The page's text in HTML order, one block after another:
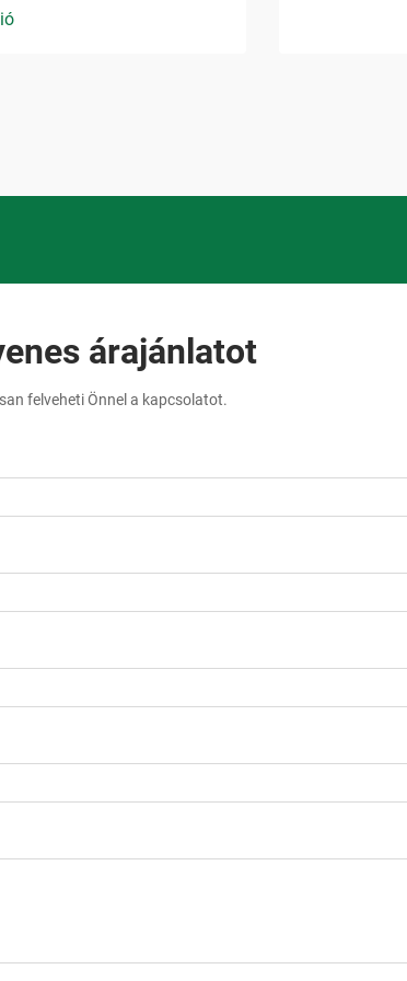
árajánlatot
felveheti Önnel a kapcsolatot.